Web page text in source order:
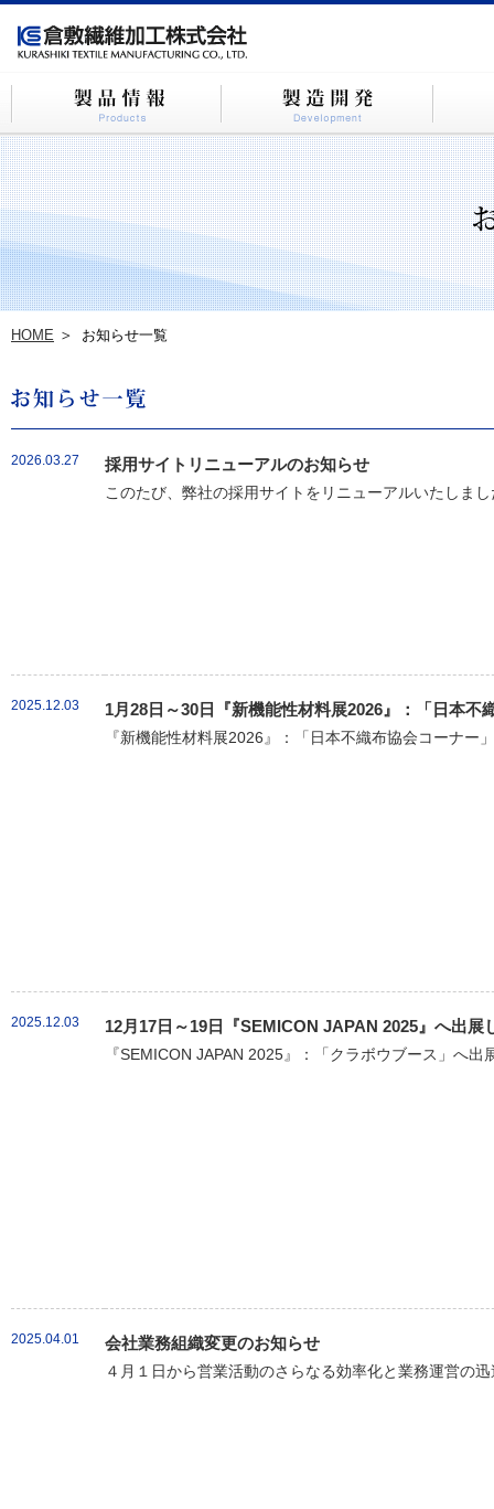
HOME お知らせ一覧
2026.03.27 採用サイトリニューアルのお知らせ
このたび、弊社の採用サイトをリニューアルいたしま
2025.12.03 1月28日～30日『新機能性材料展2026』：「日本不
『新機能性材料展2026』：「日本不織布協会コーナ
2025.12.03 12月17日～19日『SEMICON JAPAN 2025』へ出展
『SEMICON JAPAN 2025』：「クラボウブース」へ
2025.04.01 会社業務組織変更のお知らせ
４月１日から営業活動のさらなる効率化と業務運営の